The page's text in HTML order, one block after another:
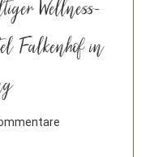
Wellness-
Falkenhof in